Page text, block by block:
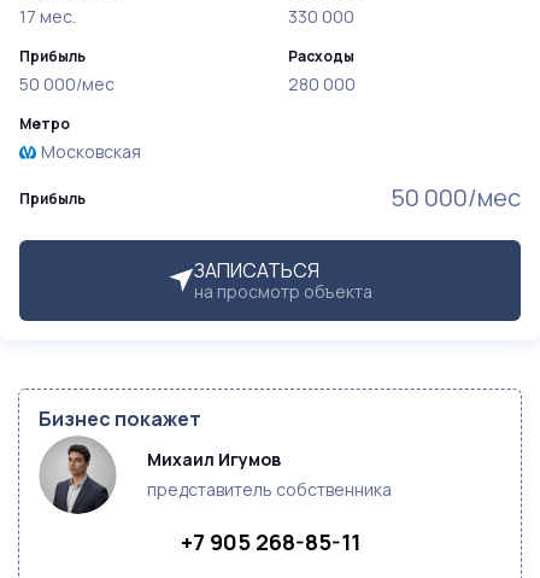
Прибыль 50 000/мес
ЗАПИСАТЬСЯ
на просмотр объекта
17 мес.
Прибыль
50 000/мес
330 000
Расходы
280 000
Метро
Московская
Бизнес покажет
Михаил Игумов
представитель собственника
+7 905 268-85-11